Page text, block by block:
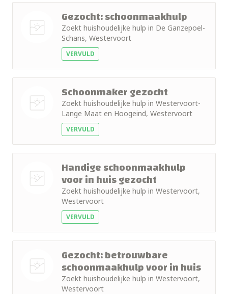
Gezocht: schoonmaakhulp
Zoekt huishoudelijke hulp in De Ganzepoel-
Schans, Westervoort
VERVULD
Schoonmaker gezocht
Zoekt huishoudelijke hulp in Westervoort-
Lange Maat en Hoogeind, Westervoort
VERVULD
Handige schoonmaakhulp
voor in huis gezocht
Zoekt huishoudelijke hulp in Westervoort,
Westervoort
VERVULD
Gezocht: betrouwbare
schoonmaakhulp voor in huis
Zoekt huishoudelijke hulp in Westervoort,
Westervoort